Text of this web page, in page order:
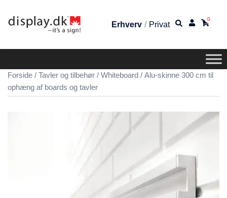
Erhverv / Privat
0
Forside / Tavler og tilbehør / Whiteboard / Alu-skinne 300 cm til
ophæng af boards og tavler